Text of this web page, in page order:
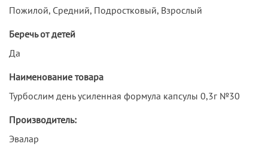
Пожилой, Средний, Подростковый, Взрослый
Беречь от детей
Да
Наименование товара
Турбослим день усиленная формула капсулы 0,3г №30
Производитель:
Эвалар